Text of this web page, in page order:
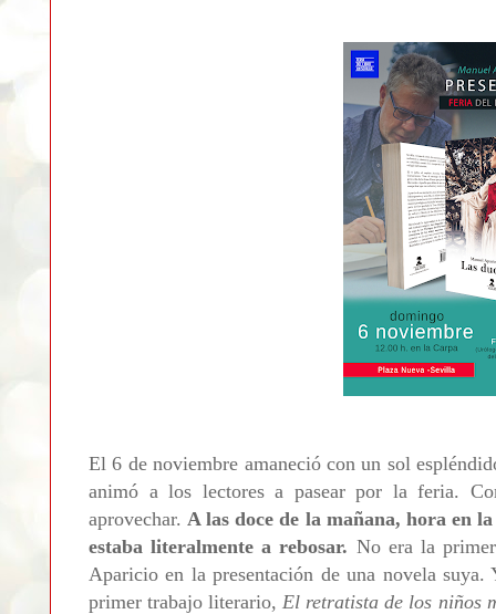
El 6 de noviembre amaneció con un sol
animó a los lectores a pasear por la feria.
aprovechar. A las doce de la mañana, hora en
estaba literalmente a rebosar. No era la
Aparicio en la presentación de una novela
primer trabajo literario, El retratista de los niños